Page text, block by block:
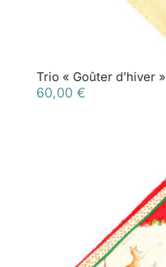
Trio « Goûter d’hiver »
60,00 €